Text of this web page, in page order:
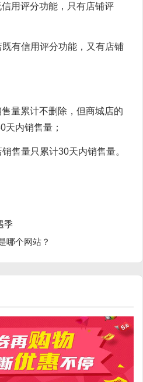
用评分功能，只有店铺评
有信用评分功能，又有店铺
量累计不删除，但商城店的
天内销售量；
售量只累计30天内销售量。
季
哪个网站？